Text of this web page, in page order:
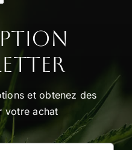
et obtenez des
votre achat